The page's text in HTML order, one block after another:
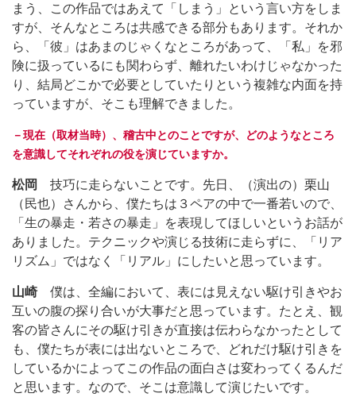
まう、この作品ではあえて「しまう」という言い方をしま
すが、そんなところは共感できる部分もあります。それか
ら、「彼」はあまのじゃくなところがあって、「私」を邪
険に扱っているにも関わらず、離れたいわけじゃなかった
り、結局どこかで必要としていたりという複雑な内面を持
っていますが、そこも理解できました。
－現在（取材当時）、稽古中とのことですが、どのようなところ
を意識してそれぞれの役を演じていますか。
松岡
技巧に走らないことです。先日、（演出の）栗山
（民也）さんから、僕たちは３ペアの中で一番若いので、
「生の暴走・若さの暴走」を表現してほしいというお話が
ありました。テクニックや演じる技術に走らずに、「リア
リズム」ではなく「リアル」にしたいと思っています。
山崎 僕は、全編において、表には見えない駆け引きやお
互いの腹の探り合いが大事だと思っています。たとえ、観
客の皆さんにその駆け引きが直接は伝わらなかったとして
も、僕たちが表には出ないところで、どれだけ駆け引きを
しているかによってこの作品の面白さは変わってくるんだ
と思います。なので、そこは意識して演じたいです。